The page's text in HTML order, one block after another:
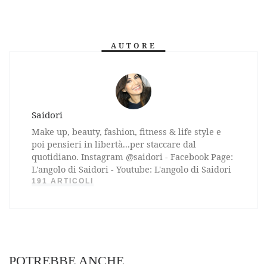
AUTORE
Saidori
Make up, beauty, fashion, fitness & life style e
poi pensieri in libertà...per staccare dal
quotidiano. Instagram @saidori - Facebook Page:
L'angolo di Saidori - Youtube: L'angolo di Saidori
191 ARTICOLI